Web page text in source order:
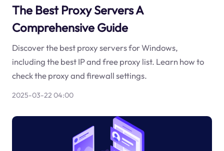
The Best Proxy Servers A
Comprehensive Guide
Discover the best proxy servers for Windows,
including the best IP and free proxy list. Learn how to
check the proxy and firewall settings.
2025-03-22 04:00